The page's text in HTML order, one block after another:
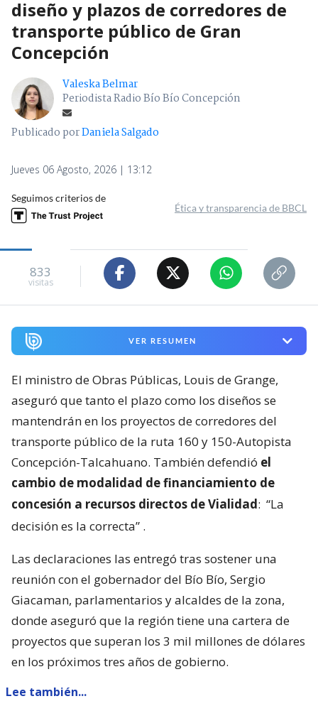
diseño y plazos de corredores de
transporte público de Gran
Concepción
Valeska Belmar
Periodista Radio Bío Bío Concepción
Publicado porDaniela Salgado
Jueves 06 Agosto, 2026 | 13:12
Seguimos criterios de
Ética y transparencia de BBCL
833
visitas
VER RESUMEN
El ministro de Obras Públicas, Louis de Grange,
aseguró que tanto el plazo como los diseños se
mantendrán en los proyectos de corredores del
transporte público de la ruta 160 y 150-Autopista
Concepción-Talcahuano. También defendió el
cambio de modalidad de financiamiento de
concesión a recursos directos de Vialidad: “La
decisión es la correcta” .
Las declaraciones las entregó tras sostener una
reunión con el gobernador del Bío Bío, Sergio
Giacaman, parlamentarios y alcaldes de la zona,
donde aseguró que la región tiene una cartera de
proyectos que superan los 3 mil millones de dólares
en los próximos tres años de gobierno.
Lee también...